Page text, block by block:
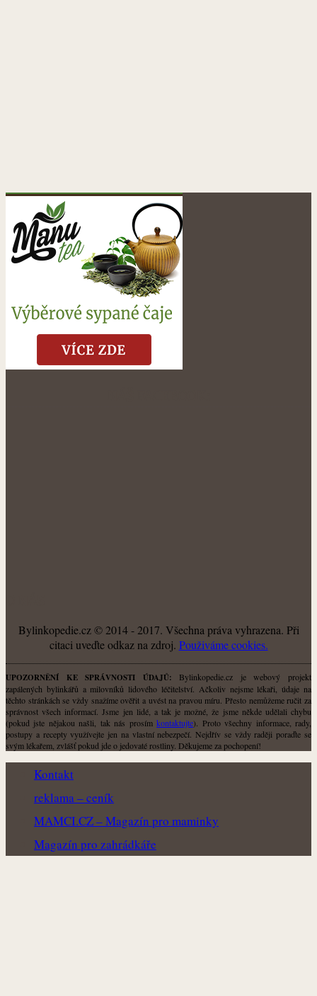
Bylinkopedie.cz © 2014 - 2017. Všechna práva vyhrazena. Při
citaci uveďte odkaz na zdroj. Použiváme cookies.
UPOZORNĚNÍ KE SPRÁVNOSTI ÚDAJŮ: Bylinkopedie.cz je webový projekt
zapálených bylinkářů a milovníků lidového léčitelství. Ačkoliv nejsme lékaři, údaje na
těchto stránkách se vždy snažíme ověřit a uvést na pravou míru. Přesto nemůžeme ručit za
správnost všech informací. Jsme jen lidé, a tak je možné, že jsme někde udělali chybu
(pokud jste nějakou našli, tak nás prosímkontaktujte). Proto všechny informace, rady,
postupy a recepty využívejte jen na vlastní nebezpečí. Nejdřív se vždy raději poraďte se
svým lékařem, zvlášť pokud jde o jedovaté rostliny. Děkujeme za pochopení!
Kontakt
reklama – ceník
MAMCI.CZ – Magazín pro maminky
Magazín pro zahrádkáře